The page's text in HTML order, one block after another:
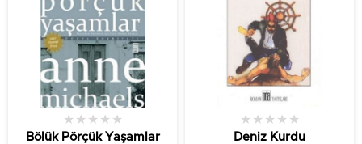
Bölük Pörçük Yaşamlar
★ ★ ★ ★ ★
Deniz Kurdu
★ ★ ★ ★ ★